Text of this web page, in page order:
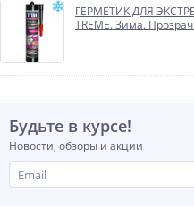
ГЕРМЕТИК ДЛЯ
TREME. Зима.
Будьте в курсе!
Новости, обзоры и акции